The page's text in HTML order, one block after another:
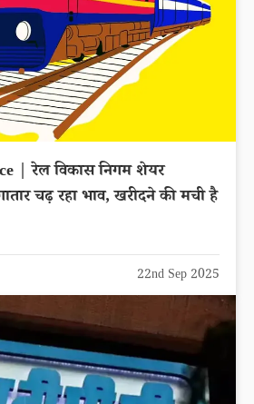
| रेल विकास निगम शेयर
चढ़ रहा भाव, खरीदने की मची है
22nd Sep 2025